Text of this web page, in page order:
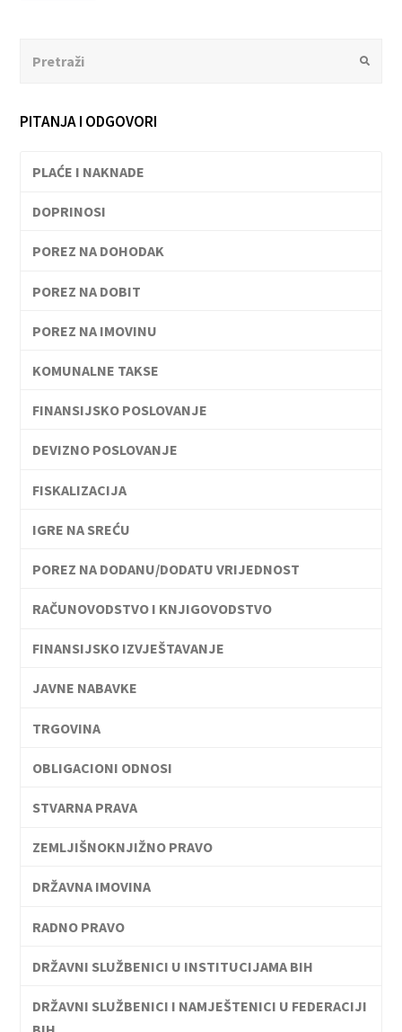
Submit
PITANJA I ODGOVORI
PLAĆE I NAKNADE
DOPRINOSI
POREZ NA DOHODAK
POREZ NA DOBIT
POREZ NA IMOVINU
KOMUNALNE TAKSE
FINANSIJSKO POSLOVANJE
DEVIZNO POSLOVANJE
FISKALIZACIJA
IGRE NA SREĆU
POREZ NA DODANU/DODATU VRIJEDNOST
RAČUNOVODSTVO I KNJIGOVODSTVO
FINANSIJSKO IZVJEŠTAVANJE
JAVNE NABAVKE
TRGOVINA
OBLIGACIONI ODNOSI
STVARNA PRAVA
ZEMLJIŠNOKNJIŽNO PRAVO
DRŽAVNA IMOVINA
RADNO PRAVO
DRŽAVNI SLUŽBENICI U INSTITUCIJAMA BIH
DRŽAVNI SLUŽBENICI I NAMJEŠTENICI U FEDERACIJI